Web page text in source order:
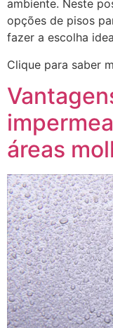
ambiente. Neste
opções de pisos
fazer a escolha
Clique para saber
áreas